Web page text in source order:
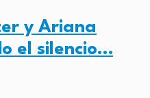
y Ariana
el silencio…